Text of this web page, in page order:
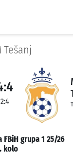
Tešanj
2:4
FBiH grupa 1 25/26
kolo